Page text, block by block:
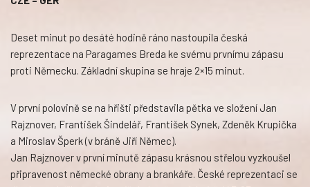
Deset minut po desáté hodině ráno nastoupila česká
reprezentace na Paragames Breda ke svému prvnímu zápasu
proti Německu. Základní skupina se hraje 2×15 minut.
V první polovině se na hřišti představila pětka ve složení Jan
Rajznover, František Šindelář, František Synek, Zdeněk Krupička
a Miroslav Šperk (v bráně Jiří Němec).
Jan Rajznover v první minutě zápasu krásnou střelou vyzkoušel
připravenost německé obrany a brankáře. České reprezentaci se